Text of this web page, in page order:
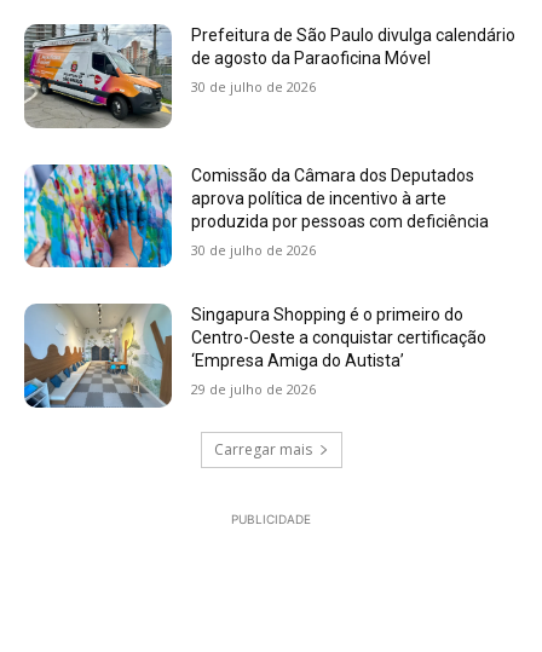
Prefeitura de São Paulo divulga calendário
de agosto da Paraoficina Móvel
30 de julho de 2026
Comissão da Câmara dos Deputados
aprova política de incentivo à arte
produzida por pessoas com deficiência
30 de julho de 2026
Singapura Shopping é o primeiro do
Centro-Oeste a conquistar certificação
‘Empresa Amiga do Autista’
29 de julho de 2026
Carregar mais
PUBLICIDADE